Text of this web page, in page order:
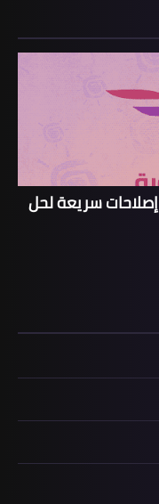
شاشة Oppo Pad Neo متوقفة؟ 8 إصلاحات سريعة لحل